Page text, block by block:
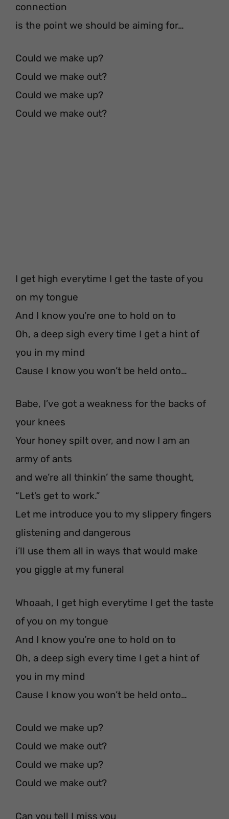
connection
is the point we should be aiming for…
Could we make up?
Could we make out?
Could we make up?
Could we make out?
I get high everytime I get the taste of you
on my tongue
And I know you’re one to hold on to
Oh, a deep sigh every time I get a hint of
you in my mind
Cause I know you won’t be held onto…
Babe, I’ve got a weakness for the backs of
your knees
Your honey spilt over, and now I am an
army of ants
and we’re all thinkin’ the same thought,
“Let’s get to work.”
Let me introduce you to my slippery fingers
glistening and dangerous
i’ll use them all in ways that would make
you giggle at my funeral
Whoaah, I get high everytime I get the taste
of you on my tongue
And I know you’re one to hold on to
Oh, a deep sigh every time I get a hint of
you in my mind
Cause I know you won’t be held onto…
Could we make up?
Could we make out?
Could we make up?
Could we make out?
Can you tell I miss you